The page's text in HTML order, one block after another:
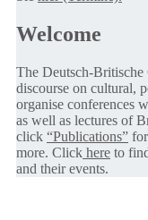
Welcome
The Deutsch-Britische
discourse on cultural,
organise conferences
as well as lectures of
click “Publications”
more. Click here to
and their events.